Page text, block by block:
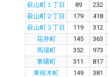
萩山町１丁目 89 232
萩山町２丁目
179 418
萩山町３丁目
119 312
花井町
145 363
馬場町
352 973
東曙町
311 817
東桜木町
149 381